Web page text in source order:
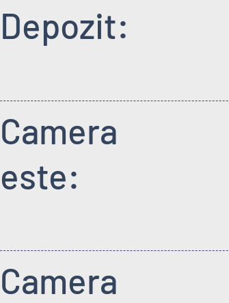
Depozit:
Camera
este:
Camera